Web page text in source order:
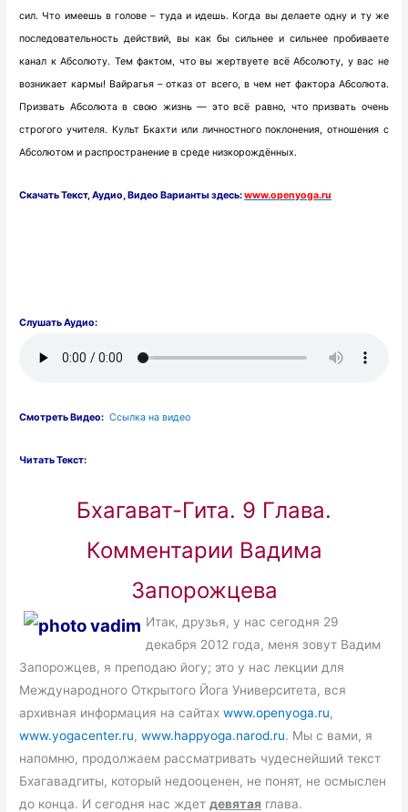
сил. Что имеешь в голове – туда и идешь. Когда вы делаете одну и ту же
последовательность действий, вы как бы сильнее и сильнее пробиваете
канал к Абсолюту. Тем фактом, что вы жертвуете всё Абсолюту, у вас не
возникает кармы! Вайрагья – отказ от всего, в чем нет фактора Абсолюта.
Призвать Абсолюта в свою жизнь — это всё равно, что призвать очень
строгого учителя. Культ Бкахти или личностного поклонения, отношения с
Абсолютом и распространение в среде низкорождённых.
СкачатьТекст, Аудио, Видео Варианты здесь:www.openyoga.ru
Слушать Аудио:
Смотреть Видео:Ссылка на видео
Читать Текст:
Бхагават-Гита. 9 Глава.
Комментарии Вадима
Запорожцева
Итак, друзья, у нас сегодня 29
декабря 2012 года, меня зовут Вадим
Запорожцев, я преподаю йогу; это у нас лекции для
Международного Открытого Йога Университета, вся
архивная информация на сайтахwww.openyoga.ru,
www.yogacenter.ru,www.happyoga.narod.ru. Мы с вами, я
напомню, продолжаем рассматривать чудеснейший текст
Бхагавадгиты, который недооценен, не понят, не осмыслен
до конца. И сегодня нас ждетдевятая глава.